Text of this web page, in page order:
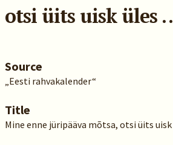
otsi üits uisk üles
Source
„Eesti rahvakalender“
Title
Mine enne jüripääva mõtsa, otsi üits